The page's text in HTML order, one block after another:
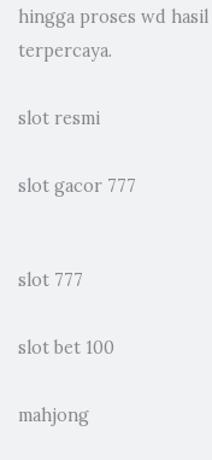
hingga proses wd
terpercaya.
slot resmi
slot gacor 777
slot 777
slot bet 100
mahjong